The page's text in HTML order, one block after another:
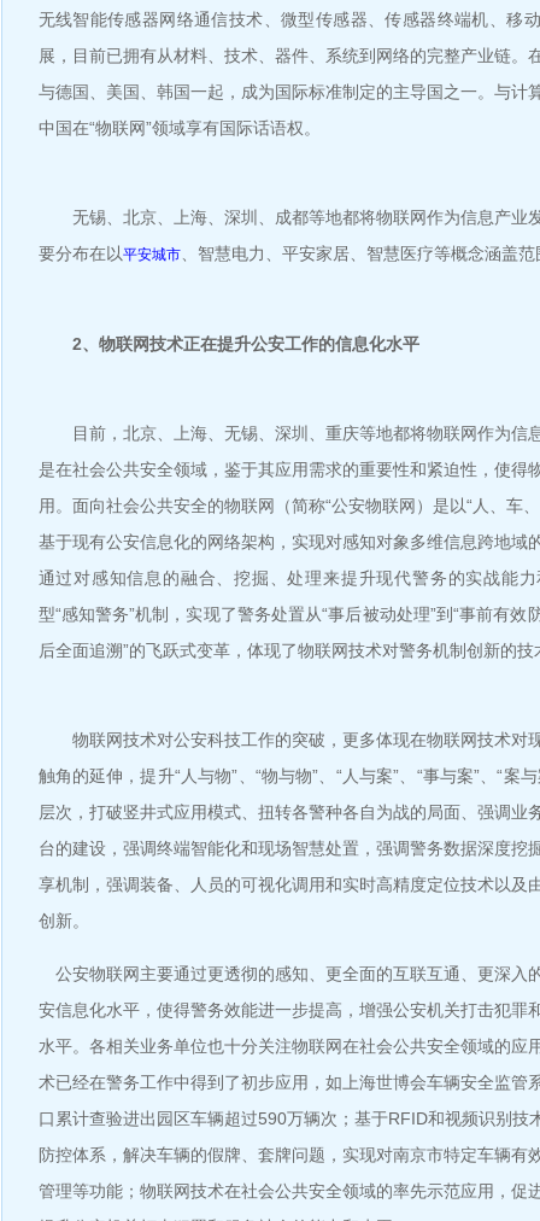
无线智能传感器网络通信技术、微型传感器、传感器终端机、移
展，目前已拥有从材料、技术、器件、系统到网络的完整产业链。
与德国、美国、韩国一起，成为国际标准制定的主导国之一。与计
中国在“物联网”领域享有国际话语权。
无锡、北京、上海、深圳、成都等地都将物联网作为信息产业
要分布在以平安城市、智慧电力、平安家居、智慧医疗等概念涵盖
2、物联网技术正在提升公安工作的信息化水平
目前，北京、上海、无锡、深圳、重庆等地都将物联网作为信
是在社会公共安全领域，鉴于其应用需求的重要性和紧迫性，使得
用。面向社会公共安全的物联网（简称“公安物联网）是以“人、车
基于现有公安信息化的网络架构，实现对感知对象多维信息跨地域
通过对感知信息的融合、挖掘、处理来提升现代警务的实战能
型“感知警务”机制，实现了警务处置从“事后被动处理”到“事前有效
后全面追溯”的飞跃式变革，体现了物联网技术对警务机制创新的技
物联网技术对公安科技工作的突破，更多体现在物联网技术对
触角的延伸，提升“人与物”、“物与物”、“人与案”、“事与案”、“案
层次，打破竖井式应用模式、扭转各警种各自为战的局面、强调业
台的建设，强调终端智能化和现场智慧处置，强调警务数据深度挖
享机制，强调装备、人员的可视化调用和实时高精度定位技术以及
创新。
公安物联网主要通过更透彻的感知、更全面的互联互通、更深入
安信息化水平，使得警务效能进一步提高，增强公安机关打击犯罪
水平。各相关业务单位也十分关注物联网在社会公共安全领域的应
术已经在警务工作中得到了初步应用，如上海世博会车辆安全监管
口累计查验进出园区车辆超过590万辆次；基于RFID和视频识别技
防控体系，解决车辆的假牌、套牌问题，实现对南京市特定车辆有
管理等功能；物联网技术在社会公共安全领域的率先示范应用，促